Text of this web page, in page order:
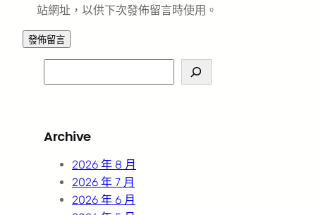
站網址，以供下次發佈留言時使用。
e
c
Archive
2026 年 8 月
2026 年 7 月
2026 年 6 月